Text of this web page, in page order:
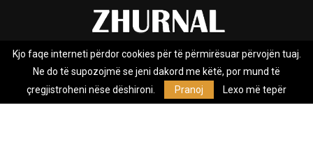
Rreth nesh Impresumi Marketing
Privacy Policy
Zhurnal.mk është Agjenci e Lajmeve e pavarur, e themeluar në vitin
Kjo faqe interneti përdor cookies për të përmirësuar përvojën tuaj.
Ne do të supozojmë se jeni dakord me këtë, por mund të
çregjistroheni nëse dëshironi.
Pranoj Lexo më tepër